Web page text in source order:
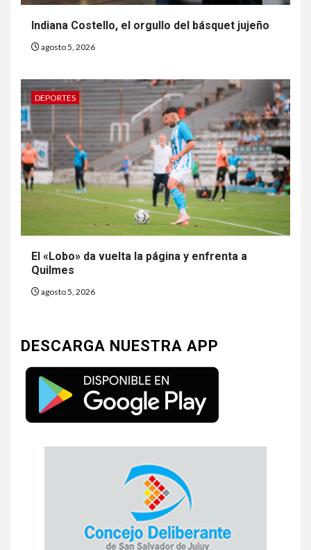
Indiana Costello, el orgullo del básquet jujeño
agosto 5, 2026
DEPORTES
El «Lobo» da vuelta la página y enfrenta a
Quilmes
agosto 5, 2026
DESCARGA NUESTRA APP